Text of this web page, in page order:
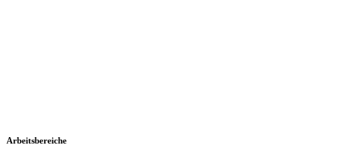
Arbeitsbereiche